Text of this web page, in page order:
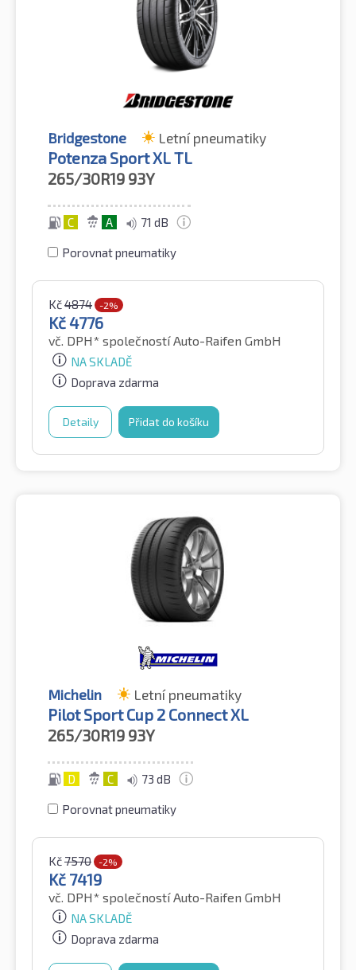
Bridgestone Letní pneumatiky
Potenza Sport XL TL
265/30R19 93Y
C A 71 dB
Porovnat pneumatiky
Kč4874 -2%
Kč4776
vč. DPH* společností Auto-Raifen GmbH
NA SKLADĚ
Doprava zdarma
Detaily Přidat do košíku
Michelin Letní pneumatiky
Pilot Sport Cup 2 Connect XL
265/30R19 93Y
D C 73 dB
Porovnat pneumatiky
Kč7570 -2%
Kč 7419
vč. DPH* společností Auto-Raifen GmbH
NA SKLADĚ
Doprava zdarma